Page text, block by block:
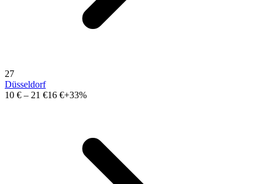
27
Düsseldorf
10 € – 21 €16 €+33%